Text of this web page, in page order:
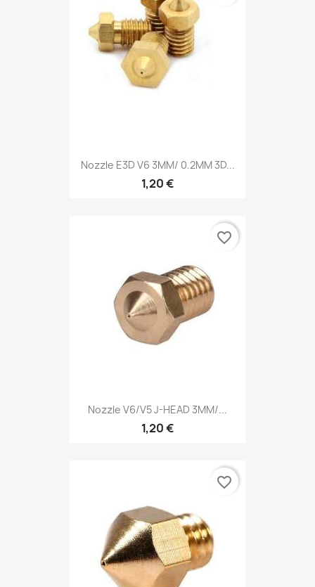
Nozzle E3D V6 3MM/ 0.2MM 3D...
1,20 €
Nozzle V6/V5 J-HEAD 3MM/...
1,20 €
favorite_border
favorite_border